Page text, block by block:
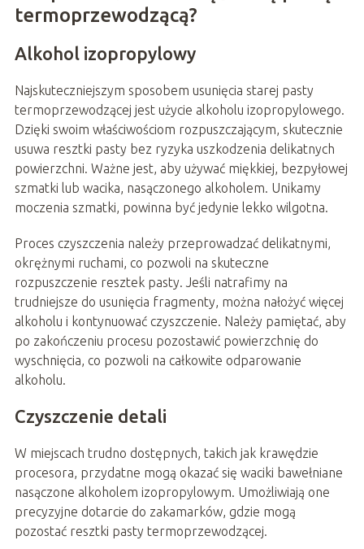
termoprzewodzącą?
Alkohol izopropylowy
Najskuteczniejszym sposobem usunięcia starej pasty
termoprzewodzącej jest użycie alkoholu izopropylowego.
Dzięki swoim właściwościom rozpuszczającym, skutecznie
usuwa resztki pasty bez ryzyka uszkodzenia delikatnych
powierzchni. Ważne jest, aby używać miękkiej, bezpyłowej
szmatki lub wacika, nasączonego alkoholem. Unikamy
moczenia szmatki, powinna być jedynie lekko wilgotna.
Proces czyszczenia należy przeprowadzać delikatnymi,
okrężnymi ruchami, co pozwoli na skuteczne
rozpuszczenie resztek pasty. Jeśli natrafimy na
trudniejsze do usunięcia fragmenty, można nałożyć więcej
alkoholu i kontynuować czyszczenie. Należy pamiętać, aby
po zakończeniu procesu pozostawić powierzchnię do
wyschnięcia, co pozwoli na całkowite odparowanie
alkoholu.
Czyszczenie detali
W miejscach trudno dostępnych, takich jak krawędzie
procesora, przydatne mogą okazać się waciki bawełniane
nasączone alkoholem izopropylowym. Umożliwiają one
precyzyjne dotarcie do zakamarków, gdzie mogą
pozostać resztki pasty termoprzewodzącej.